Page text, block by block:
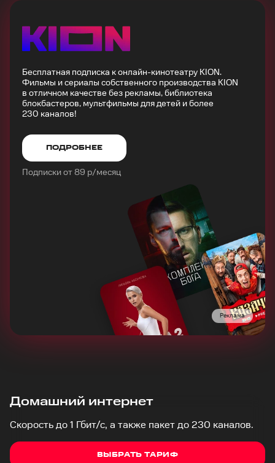
Бесплатная подписка к онлайн-кинотеатру KION.
Фильмы и сериалы собственного производства KION
в отличном качестве без рекламы, библиотека
блокбастеров, мультфильмы для детей и более
230 каналов!
ПОДРОБНЕЕ
Подписки от 89 р/месяц
Реклама
Домашний интернет
Скорость до 1 Гбит/с, а также пакет до 230 каналов.
ВЫБРАТЬ ТАРИФ